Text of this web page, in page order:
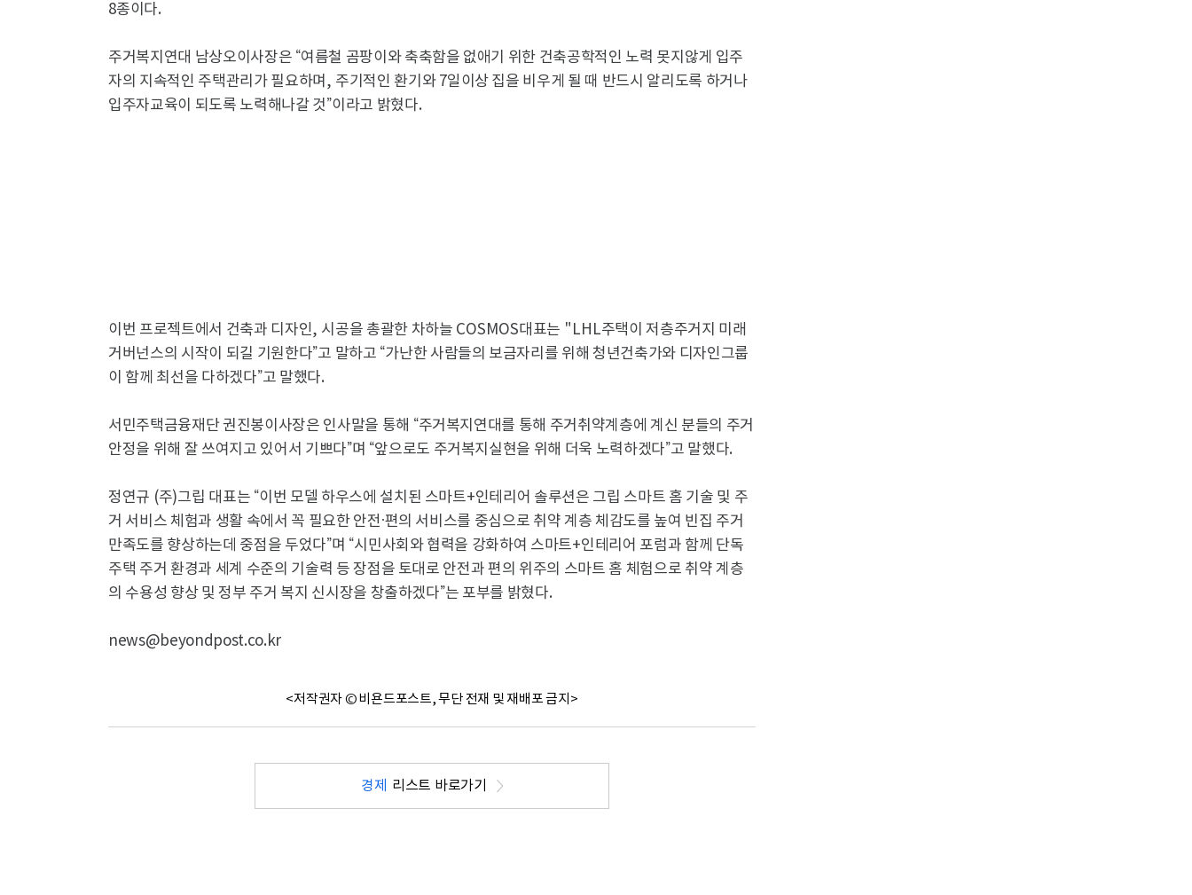
8종이다.
주거복지연대 남상오이사장은 “여름철 곰팡이와 축축함을 없애기 위한 건축공학적인 노력 못지않게 입주
자의 지속적인 주택관리가 필요하며 , 주기적인 환기와 7일이상 집을 비우게 될 때 반드시 알리도록 하거나
입주자교육이 되도록 노력해나갈 것”이라고 밝혔다.
이번 프로젝트에서 건축과 디자인, 시공을 총괄한 차하늘 COSMOS대표는 "LHL주택이 저층주거지 미래
거버넌스의 시작이 되길 기원한다”고 말하고 “가난한 사람들의 보금자리를 위해 청년건축가와 디자인그룹
이 함께 최선을 다하겠다”고 말했다.
서민주택금융재단 권진봉이사장은 인사말을 통해 “주거복지연대를 통해 주거취약계층에 계신 분들의 주거
안정을 위해 잘 쓰여지고 있어서 기쁘다”며 “앞으로도 주거복지실현을 위해 더욱 노력하겠다”고 말했다.
정연규 (주)그립 대표는 “이번 모델 하우스에 설치된 스마트+인테리어 솔루션은 그립 스마트 홈 기술 및 주
거 서비스 체험과 생활 속에서 꼭 필요한 안전·편의 서비스를 중심으로 취약 계층 체감도를 높여 빈집 주거
만족도를 향상하는데 중점을 두었다”며 “시민사회와 협력을 강화하여 스마트+인테리어 포럼과 함께 단독
주택 주거 환경과 세계 수준의 기술력 등 장점을 토대로 안전과 편의 위주의 스마트 홈 체험으로 취약 계층
의 수용성 향상 및 정부 주거 복지 신시장을 창출하겠다”는 포부를 밝혔다.
news@beyondpost.co.kr
<저작권자 © 비욘드포스트, 무단 전재 및 재배포 금지>
경제 리스트 바로가기